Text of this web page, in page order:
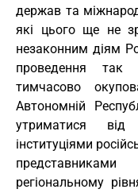
держав та
які цього ще не
незаконним діям
проведення так
тимчасово
Автономній
утриматися від
інституціями
регіональному